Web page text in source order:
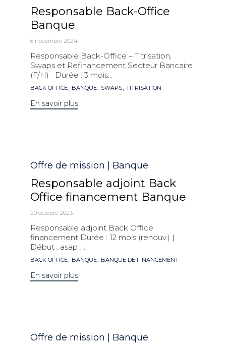
Responsable Back-Office
Banque
6 novembre 2024
Responsable Back-Office – Titrisation,
Swaps et Refinancement Secteur Bancaire
(F/H) Durée : 3 mois...
Mots
BACK OFFICE, BANQUE, SWAPS, TITRISATION
En savoir plus
Catégorie
Offre de mission | Banque
Responsable adjoint Back
Office financement Banque
20 octobre 2023
Responsable adjoint Back Office
financement Durée : 12 mois (renouv.) |
Début : asap |...
Mots
BACK OFFICE, BANQUE, BANQUE DE FINANCEMENT
En savoir plus
Catégorie
Offre de mission | Banque